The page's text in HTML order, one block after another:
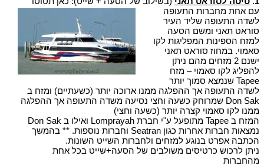
עם אחת מחברות התעופה
לשדה התעופה שליד העיר
סוראט תאני ומשם הסעה
למזח הספינות המפליגות לקו
סאמוי. במחוז סוראט תאני
ישנם 2 מזחים מהם ניתן
להפליג לקו סאמוי – מזח
Tapee שנמצא סמוך יותר
לשדה התעופה אך ההפלגה ממנו ארוכה יותר (כשעתיים) ומזח ב
Don Sak שמרוחק כשעה וחצי נסיעה משדה התעופה אך ההפלגה
ממנו לקו סאמוי קצרה יותר (כשעה וחצי)
המזח ב Tapee מתופעל ע"י חברת Lomprayah ואילו ב Don Sak
נמצאות חברות אחרות כגון Seatran וחברות נוספות. ** בהמשך
הכתבה אפרט בנוגע למזחים ולחברות השייט השונות.
ניתן לרכוש כרטיסים משולבים של הסעה+שייט בכל אחת
מהחברות